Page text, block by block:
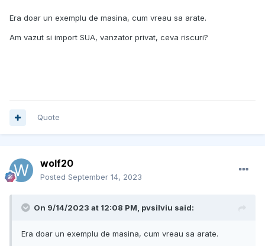
Era doar un exemplu de masina, cum vreau sa arate.
Am vazut si import SUA, vanzator privat, ceva riscuri?
Quote
wolf20
Posted September 14, 2023
On 9/14/2023 at 12:08 PM, pvsilviu said:
Era doar un exemplu de masina, cum vreau sa arate.